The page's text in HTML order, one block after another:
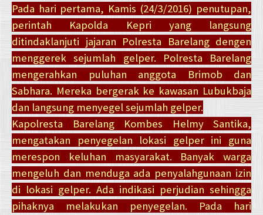
Pada hari pertama, Kamis (24/3/2016) penutupan,
perintah Kapolda Kepri yang langsung
ditindaklanjuti jajaran Polresta Barelang dengen
menggerek sejumlah gelper. Polresta Barelang
mengerahkan puluhan anggota Brimob dan
Sabhara. Mereka bergerak ke kawasan Lubukbaja
dan langsung menyegel sejumlah gelper.
Kapolresta Barelang Kombes Helmy Santika,
mengatakan penyegelan lokasi gelper ini guna
merespon keluhan masyarakat. Banyak warga
mengeluh dan menduga ada penyalahgunaan izin
di lokasi gelper. Ada indikasi perjudian sehingga
pihaknya melakukan penyegelan. Pada hari